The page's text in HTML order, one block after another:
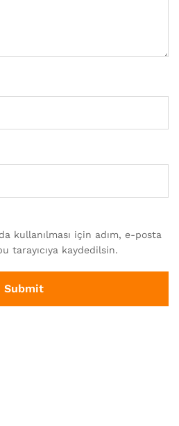
kullanılması için adım, e-posta
tarayıcıya kaydedilsin.